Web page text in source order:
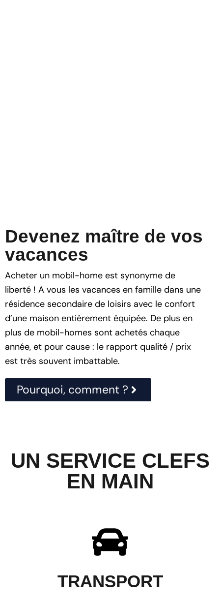
Devenez maître de vos
vacances
Acheter un mobil-home est synonyme de
liberté ! A vous les vacances en famille dans une
résidence secondaire de loisirs avec le confort
d’une maison entièrement équipée. De plus en
plus de mobil-homes sont achetés chaque
année, et pour cause : le rapport qualité / prix
est très souvent imbattable.
Pourquoi, comment ?
UN SERVICE CLEFS
EN MAIN
TRANSPORT